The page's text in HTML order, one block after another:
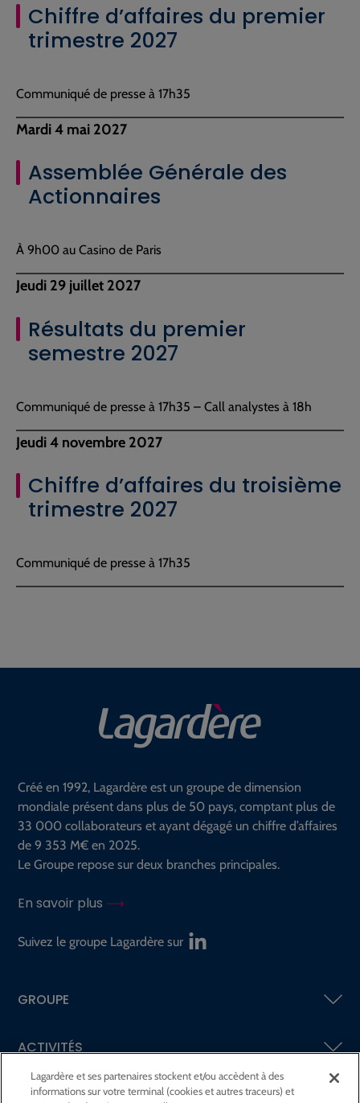
Chiffre d’affaires du premier
trimestre 2027
Communiqué de presse à 17h35
Mardi 4 mai 2027
Assemblée Générale des
Actionnaires
À 9h00 au Casino de Paris
Jeudi 29 juillet 2027
Résultats du premier
semestre 2027
Communiqué de presse à 17h35 – Call analystes à 18h
Jeudi 4 novembre 2027
Chiffre d’affaires du troisième
trimestre 2027
Communiqué de presse à 17h35
Créé en 1992, Lagardère est un groupe de dimension
mondiale présent dans plus de 50 pays, comptant plus de
33 000 collaborateurs et ayant dégagé un chiffre d’affaires
de 9 353 M€ en 2025.
Le Groupe repose sur deux branches principales.
En savoir plus
Suivez le groupe Lagardère sur
GROUPE
ACTIVITÉS
ACTIONNAIRES &INVESTISSEURS
Lagardère et ses partenaires stockent et/ou accèdent à des
informations sur votre terminal (cookies et autres traceurs) et